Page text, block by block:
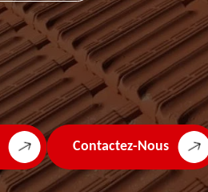
Contactez-Nous